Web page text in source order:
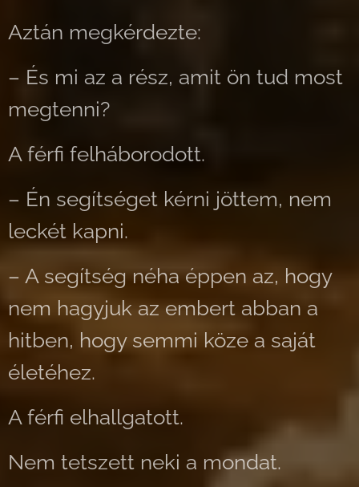
Aztán megkérdezte:
– És mi az a rész, amit ön tud most
megtenni?
A férfi felháborodott.
– Én segítséget kérni jöttem, nem
leckét kapni.
– A segítség néha éppen az, hogy
nem hagyjuk az embert abban a
hitben, hogy semmi köze a saját
életéhez.
A férfi elhallgatott.
Nem tetszett neki a mondat.